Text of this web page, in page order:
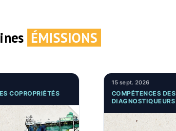
ÉMISSIONS
COPROPRIÉTÉS
15 sept. 2026
COMPÉTENCES DES
DIAGNOSTIQUEURS